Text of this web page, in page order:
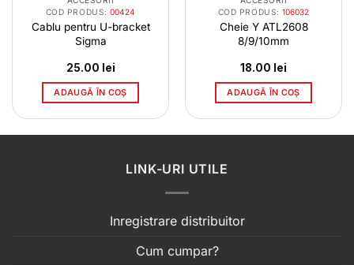
COD PRODUS:00424
Cablu pentru U-bracket
Sigma
25.00 lei
ADAUGĂ ÎN COȘ
COD PRODUS:106032
Cheie Y ATL2608
8/9/10mm
18.00 lei
ADAUGĂ ÎN COȘ
LINK-URI UTILE
Inregistrare distribuitor
Cum cumpar?